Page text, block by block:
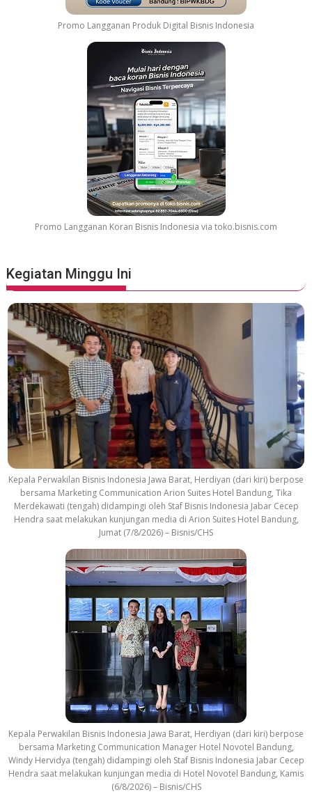
Promo Langganan Produk Digital Bisnis Indonesia
Promo Langganan Koran Bisnis Indonesia via toko.bisnis.com
Kegiatan Minggu Ini
Kepala Perwakilan Bisnis Indonesia Jawa Barat, Herdiyan (dari kiri) berpose
bersama Marketing Communication Arion Suites Hotel Bandung, Tika
Merdekawati (tengah) didampingi oleh Staf Bisnis Indonesia Jabar Cecep
Hendra saat melakukan kunjungan media di Arion Suites Hotel Bandung,
Jumat (7/8/2026) – Bisnis/CHS
Kepala Perwakilan Bisnis Indonesia Jawa Barat, Herdiyan (dari kiri) berpose
bersama Marketing Communication Manager Hotel Novotel Bandung,
Windy Hervidya (tengah) didampingi oleh Staf Bisnis Indonesia Jabar Cecep
Hendra saat melakukan kunjungan media di Hotel Novotel Bandung, Kamis
(6/8/2026) – Bisnis/CHS